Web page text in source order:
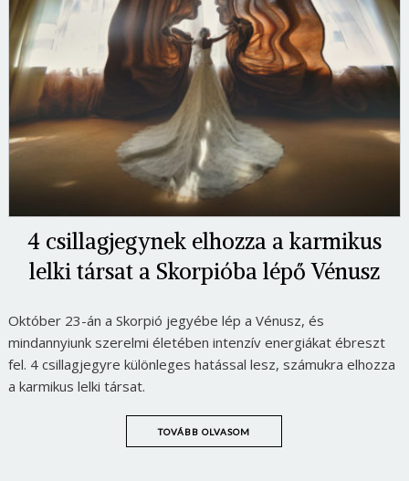
4 csillagjegynek elhozza a karmikus
lelki társat a Skorpióba lépő Vénusz
Október 23-án a Skorpió jegyébe lép a Vénusz, és
mindannyiunk szerelmi életében intenzív energiákat ébreszt
fel. 4 csillagjegyre különleges hatással lesz, számukra elhozza
a karmikus lelki társat.
TOVÁBB OLVASOM